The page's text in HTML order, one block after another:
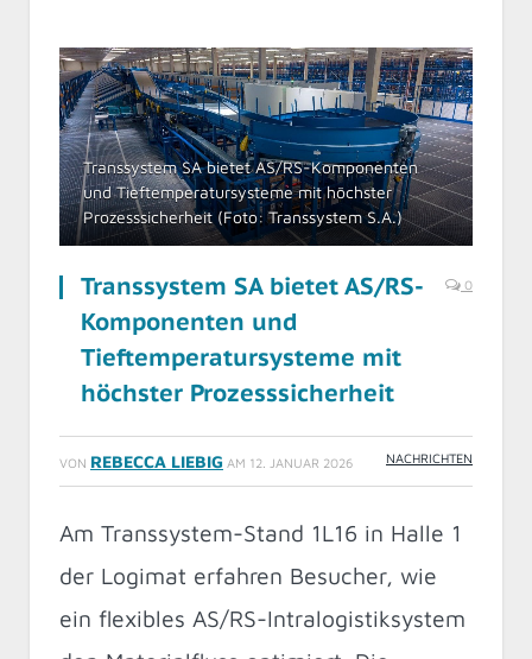
Transsystem SA bietet AS/RS-Komponenten
und Tieftemperatursysteme mit höchster
Prozesssicherheit (Foto: Transsystem S.A.)
Transsystem SA bietet AS/RS-
Komponenten und
Tieftemperatursysteme mit
höchster Prozesssicherheit
0
VON REBECCA LIEBIG AM 12. JANUAR 2026 NACHRICHTEN
Am Transsystem-Stand 1L16 in Halle 1
der Logimat erfahren Besucher, wie
ein flexibles AS/RS-Intralogistiksystem